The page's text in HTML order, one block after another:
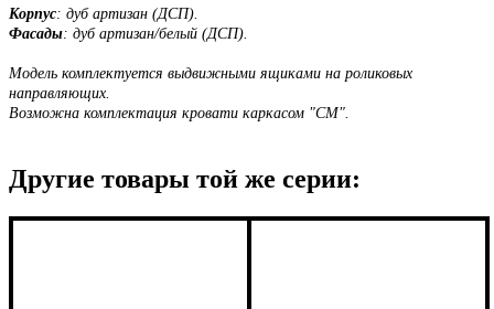
Корпус: дуб артизан (ДСП).
Фасады: дуб артизан/белый (ДСП).
Модель комплектуется выдвижными ящиками на роликовых
направляющих.
Возможна комплектация кровати каркасом "СМ".
Другие товары той же серии: